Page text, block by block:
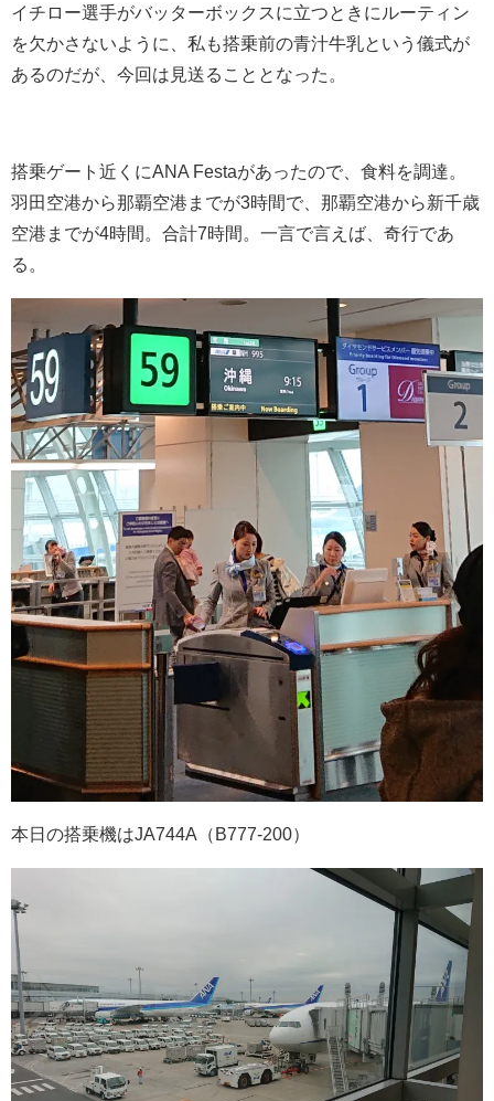
イチロー選手がバッターボックスに立つときにルーティン
を欠かさないように、私も搭乗前の青汁牛乳という儀式が
あるのだが、今回は見送ることとなった。
搭乗ゲート近くにANA Festaがあったので、食料を調達。
羽田空港から那覇空港までが3時間で、那覇空港から新千歳
空港までが4時間。合計7時間。一言で言えば、奇行であ
る。
本日の搭乗機はJA744A（B777-200）